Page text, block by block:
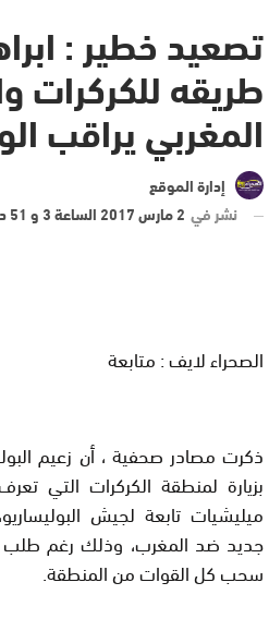
تصعيد خطير :
طريقه للكركرات
المغربي يراقب
إدارة الموقع
نشر في 2 مارس 2017 الساعة 3 و 51 دقيقة
الصحراء لايف : متابعة
ذكرت مصادر صحفية ، أن زعيم
بزيارة لمنطقة الكركرات التي
ميليشيات تابعة لجيش
جديد ضد المغرب، وذلك رغم طلب
سحب كل القوات من المنطقة.